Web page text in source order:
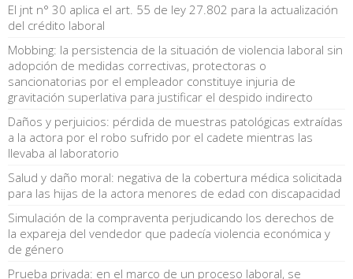
El jnt n° 30 aplica el art. 55 de ley 27.802 para la actualización
del crédito laboral
Mobbing: la persistencia de la situación de violencia laboral sin
adopción de medidas correctivas, protectoras o
sancionatorias por el empleador constituye injuria de
gravitación superlativa para justificar el despido indirecto
Daños y perjuicios: pérdida de muestras patológicas extraídas
a la actora por el robo sufrido por el cadete mientras las
llevaba al laboratorio
Salud y daño moral: negativa de la cobertura médica solicitada
para las hijas de la actora menores de edad con discapacidad
Simulación de la compraventa perjudicando los derechos de
la expareja del vendedor que padecía violencia económica y
de género
Prueba privada: en el marco de un proceso laboral, se